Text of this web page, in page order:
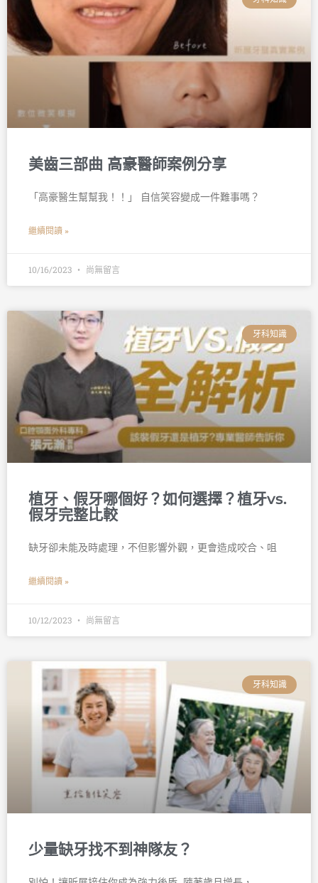
美齒三部曲 高豪醫師案例分享
󠀠「高豪醫生幫幫我！！」 自信笑容變成一件難事嗎？
繼續閱讀 »
10/16/2023 尚無留言
牙科知識
植牙、假牙哪個好？如何選擇？植牙vs.
假牙完整比較
缺牙卻未能及時處理，不但影響外觀，更會造成咬合、咀
繼續閱讀 »
10/12/2023 尚無留言
牙科知識
少量缺牙找不到神隊友？